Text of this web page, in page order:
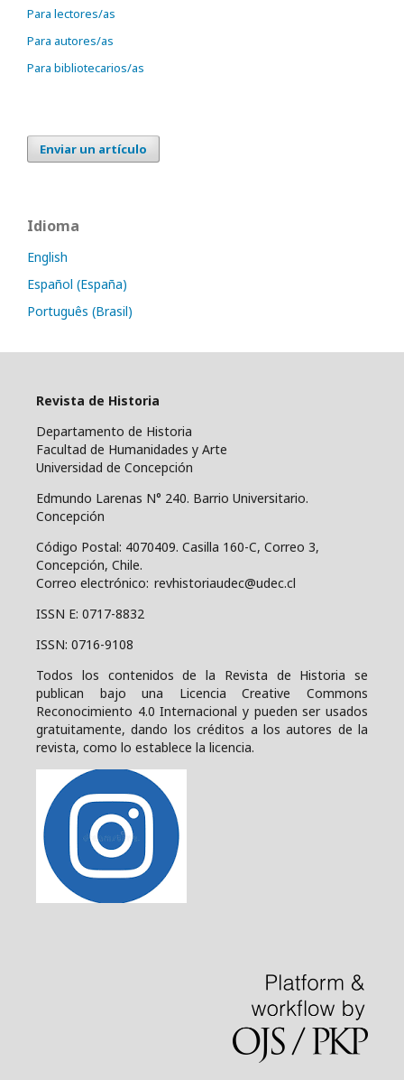
Para lectores/as
Para autores/as
Para bibliotecarios/as
Enviar un artículo
Idioma
English
Español (España)
Português (Brasil)
Revista de Historia
Departamento de Historia
Facultad de Humanidades y Arte
Universidad de Concepción
Edmundo Larenas N° 240. Barrio Universitario.
Concepción
Código Postal: 4070409. Casilla 160-C, Correo 3,
Concepción, Chile.
Correo electrónico: revhistoriaudec@udec.cl
ISSN E: 0717-8832
ISSN: 0716-9108
Todos los contenidos de la Revista de Historia se
publican bajo una
Licencia Creative Commons
Reconocimiento 4.0 Internacional y pueden ser usados
gratuitamente, dando los créditos a los autores de la
revista, como lo establece la licencia.